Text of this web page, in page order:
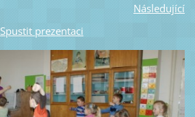
Následující
Spustit prezentaci